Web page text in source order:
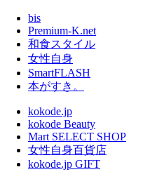
bis
Premium-K.net
和食スタイル
女性自身
SmartFLASH
本がすき。
kokode.jp
kokode Beauty
Mart SELECT SHOP
女性自身百貨店
kokode.jp GIFT